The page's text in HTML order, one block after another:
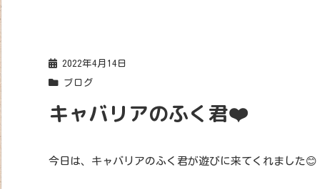
2022年4月14日
ブログ
キャバリアのふく君❤️
今日は、キャバリアのふく君が遊びに来てくれました😊